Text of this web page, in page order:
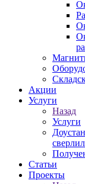
Акции
Услуги
Назад
Услуги
Статьи
Проекты